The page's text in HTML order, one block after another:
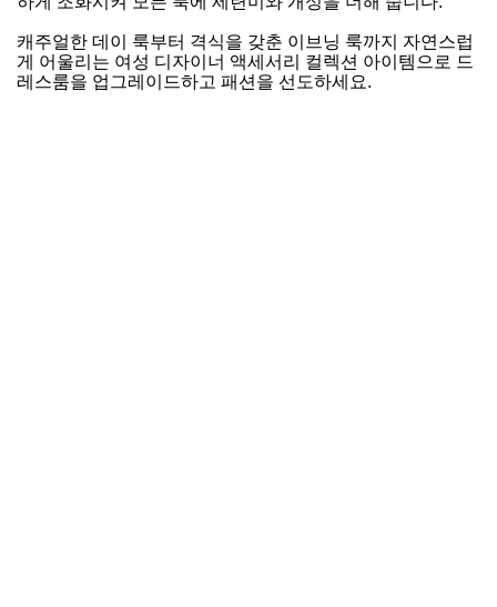
캐주얼한 데이 룩부터 격식을 갖춘 이브닝 룩까지 자연스럽
게 어울리는 여성 디자이너 액세서리 컬렉션 아이템으로 드
레스룸을 업그레이드하고 패션을 선도하세요.